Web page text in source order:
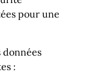
pour une
: